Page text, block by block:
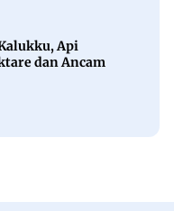
Api
dan Ancam